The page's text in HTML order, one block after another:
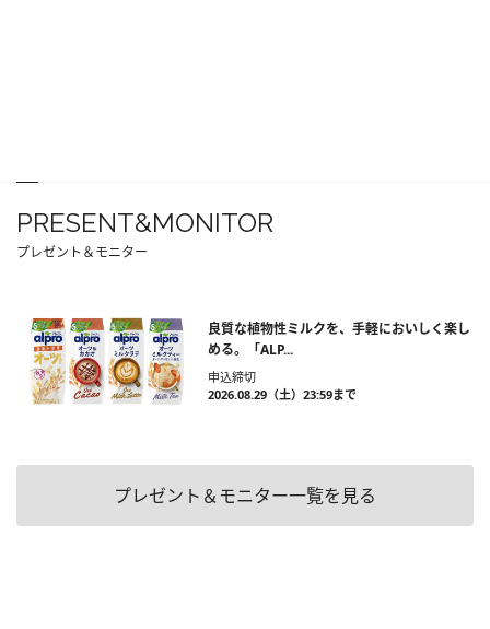
PRESENT&MONITOR
プレゼント＆モニター
良質な植物性ミルクを、手軽においしく楽し
める。「ALP...
申込締切
2026.08.29（土）23:59まで
プレゼント＆モニター一覧を見る